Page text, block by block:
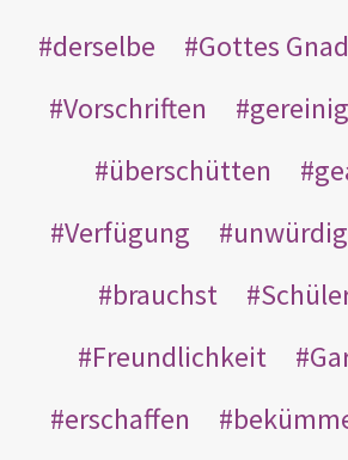
derselbe
Gottes
Vorschriften
überschütten
Verfügung
unwürdig
brauchst
Freundlichkeit
erschaffen